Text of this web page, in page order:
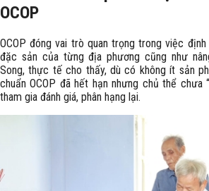
OCOP
OCOP đóng vai trò quan trọng trong việc
đặc sản của từng địa phương cũng như
Song, thực tế cho thấy, dù có không ít sản
chuẩn OCOP đã hết hạn nhưng chủ thể chưa
tham gia đánh giá, phân hạng lại.